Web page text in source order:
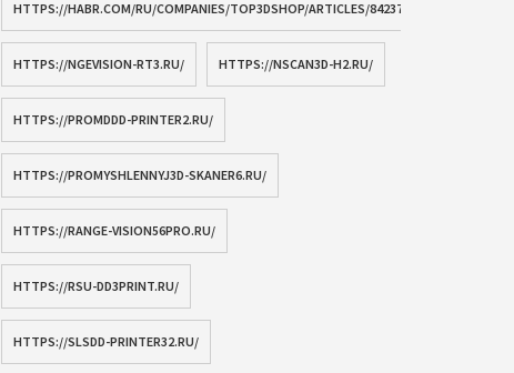
HTTPS://HABR.COM/RU/COMPANIES/TOP3DSHOP/ARTICLES/842376/
HTTPS://NGEVISION-RT3.RU/ HTTPS://NSCAN3D-H2.RU/
HTTPS://PROMDDD-PRINTER2.RU/
HTTPS://PROMYSHLENNYJ3D-SKANER6.RU/
HTTPS://RANGE-VISION56PRO.RU/
HTTPS://RSU-DD3PRINT.RU/
HTTPS://SLSDD-PRINTER32.RU/